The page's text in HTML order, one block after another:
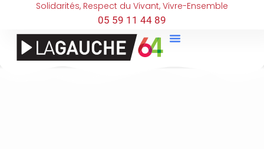
Solidarités, Respect du Vivant, Vivre-Ensemble
05 59 11 44 89